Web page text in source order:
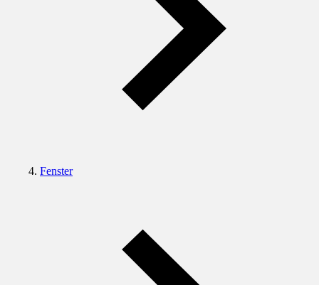
Fenster